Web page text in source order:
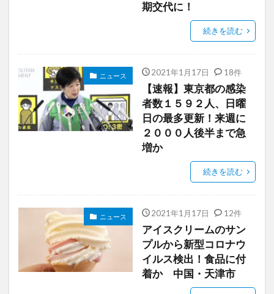
期交代に！
続きを読む
ニュース 2021年1月17日 18件
【速報】東京都の感染
者数１５９２人、日曜
日の最多更新！来週に
２０００人後半まで急
増か
続きを読む
ニュース 2021年1月17日 12件
アイスクリームのサン
プルから新型コロナウ
イルス検出！食品に付
着か 中国・天津市